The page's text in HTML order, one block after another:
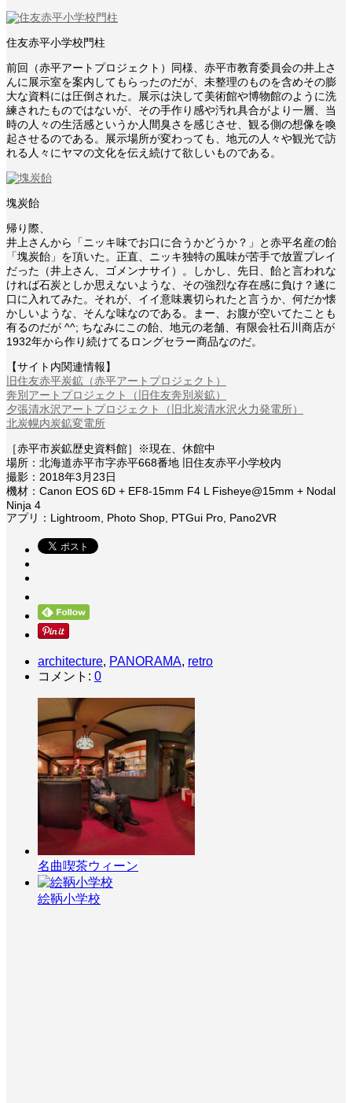
住友赤平小学校門柱
前回（赤平アートプロジェクト）同様、赤平市教育委員会の井上さ
んに展示室を案内してもらったのだが、未整理のものを含めその膨
大な資料には圧倒された。展示は決して美術館や博物館のように洗
練されたものではないが、その手作り感や汚れ具合がより一層、当
時の人々の生活感というか人間臭さを感じさせ、観る側の想像を喚
起させるのである。展示場所が変わっても、地元の人々や観光で訪
れる人々にヤマの文化を伝え続けて欲しいものである。
塊炭飴
帰り際、
井上さんから「ニッキ味でお口に合うかどうか？」と赤平名産の飴
「塊炭飴」を頂いた。正直、ニッキ独特の風味が苦手で放置プレイ
だった（井上さん、ゴメンナサイ）。しかし、先日、飴と言われな
ければ石炭としか思えないような、その強烈な存在感に負け？遂に
口に入れてみた。それが、イイ意味裏切られたと言うか、何だか懐
かしいような、そんな味なのである。まー、お腹が空いてたことも
有るのだが ^^; ちなみにこの飴、地元の老舗、有限会社石川商店が
1932年から作り続けてるロングセラー商品なのだ。
【サイト内関連情報】
旧住友赤平炭鉱（赤平アートプロジェクト）
奔別アートプロジェクト（旧住友奔別炭鉱）
夕張清水沢アートプロジェクト（旧北炭清水沢火力発電所）
北炭幌内炭鉱変電所
［赤平市炭鉱歴史資料館］※現在、休館中
場所：北海道赤平市字赤平668番地 旧住友赤平小学校内
撮影：2018年3月23日
機材：Canon EOS 6D + EF8-15mm F4 L Fisheye@15mm + Nodal
Ninja 4
アプリ：Lightroom, Photo Shop, PTGui Pro, Pano2VR
architecture, PANORAMA, retro
コメント: 0
名曲喫茶ウィーン
絵鞆小学校